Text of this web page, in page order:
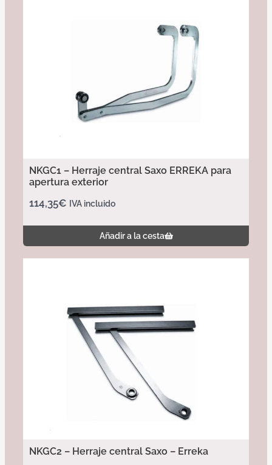
NKGC1 – Herraje central Saxo ERREKA para
apertura exterior
114,35€ IVA incluido
Añadir a la cesta
NKGC2 – Herraje central Saxo – Erreka